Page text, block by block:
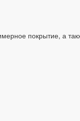
покрытие, а